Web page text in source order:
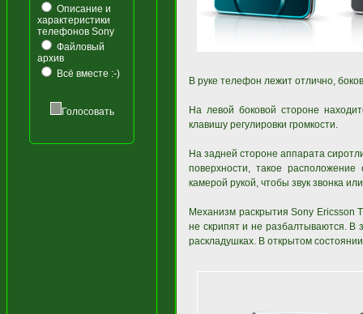
Описание и
характеристики
телефонов Sony
Файловый
архив
Всё вместе :-)
Голосовать
В руке телефон лежит отлично,
На левой боковой стороне
клавишу регулировки громкости.
На задней стороне аппарата
поверхности, такое
камерой рукой, чтобы звук звонка
Механизм раскрытия Sony Ericsson
не скрипят и не разбалтываются. В
раскладушках. В открытом